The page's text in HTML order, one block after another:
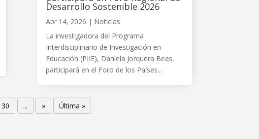
Desarrollo Sostenible 2026
Abr 14, 2026 | Noticias
La investigadora del Programa
Interdisciplinario de Investigación en
Educación (PIIE), Daniela Jorquera Beas,
participará en el Foro de los Países...
30 ... » Última »